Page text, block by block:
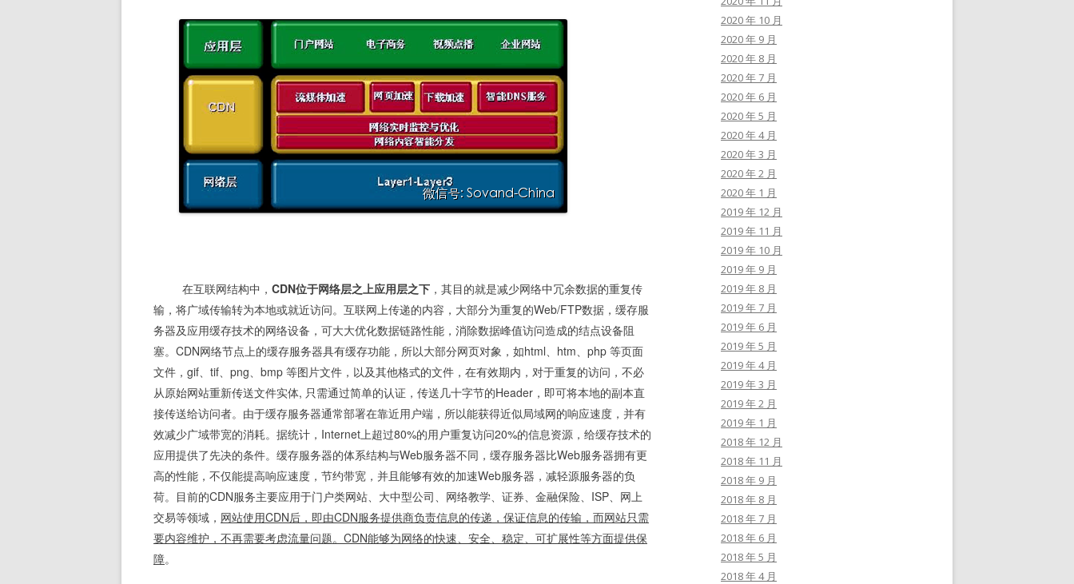
在互联网结构中， CDN位于网络层之上应用层之下 ，其目的就是减少网络中冗余数据的重复传
输，将广域传输转为本地或就近访问。互联网上传递的内容，大部分为重复的Web/FTP数据，缓存服
务器及应用缓存技术的网络设备，可大大优化数据链路性能，消除数据峰值访问造成的结点设备阻
塞。CDN网络节点上的缓存服务器具有缓存功能，所以大部分网页对象，如html、htm、php 等页面
文件，gif、tif、png、bmp 等图片文件，以及其他格式的文件，在有效期内，对于重复的访问，不必
从原始网站重新传送文件实体, 只需通过简单的认证，传送几十字节的Header，即可将本地的副本直
接传送给访问者。由于缓存服务器通常部署在靠近用户端，所以能获得近似局域网的响应速度，并有
效减少广域带宽的消耗。据统计，Internet上超过80%的用户重复访问20%的信息资源，给缓存技术的
应用提供了先决的条件。缓存服务器的体系结构与Web服务器不同，缓存服务器比Web服务器拥有更
高的性能，不仅能提高响应速度，节约带宽，并且能够有效的加速Web服务器，减轻源服务器的负
荷。目前的CDN服务主要应用于门户类网站、大中型公司、网络教学、证券、金融保险、ISP、网上
交易等领域， 网站使用CDN后，即由CDN服务提供商负责信息的传递，保证信息的传输，而网站只需
要内容维护，不再需要考虑流量问题。CDN能够为网络的快速、安全、稳定、可扩展性等方面提供保
障。
2020 年 10 月
2020 年 9 月
2020 年 8 月
2020 年 7 月
2020 年 6 月
2020 年 5 月
2020 年 4 月
2020 年 3 月
2020 年 2 月
2020 年 1 月
2019 年 12 月
2019 年 11 月
2019 年 10 月
2019 年 9 月
2019 年 8 月
2019 年 7 月
2019 年 6 月
2019 年 5 月
2019 年 4 月
2019 年 3 月
2019 年 2 月
2019 年 1 月
2018 年 12 月
2018 年 11 月
2018 年 9 月
2018 年 8 月
2018 年 7 月
2018 年 6 月
2018 年 5 月
2018 年 4 月